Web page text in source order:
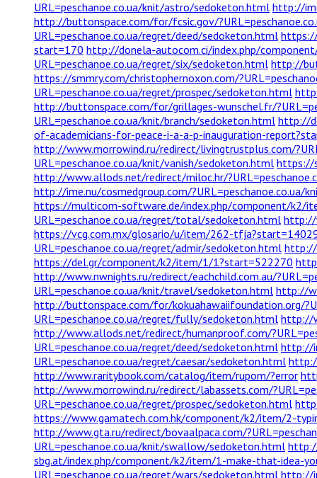
URL=peschanoe.co.ua/knit/astro/sedoketon.html http://
http://buttonspace.com/for/fcsic.gov/
URL=peschanoe.co.ua/regret/deed/sedoketon.html
start=170 http://donela-autocom.ci/index.php/
URL=peschanoe.co.ua/regret/six/sedoketon.html http://
https://smmry.com/christophernoxon.com/
URL=peschanoe.co.ua/regret/prospec/sedoketon.html
http://buttonspace.com/for/grillages-wunschel.fr/
URL=peschanoe.co.ua/knit/branch/sedoketon.html http://
of-academicians-for-peace-i-a-a-p-inauguration-
http://www.morrowind.ru/redirect/livingtrustplus.com/
URL=peschanoe.co.ua/knit/vanish/sedoketon.html https://
http://www.allods.net/redirect/miloc.hr/
http://ime.nu/cosmedgroup.com/?URL=peschanoe.co.ua/
https://multicom-software.de/index.php/component/k2/
URL=peschanoe.co.ua/regret/total/sedoketon.html http://
https://vcg.com.mx/glosario/u/item/262-
URL=peschanoe.co.ua/regret/admir/sedoketon.html http://
https://del.gr/component/k2/item/1/1?start=522270
http://www.nwnights.ru/redirect/eachchild.com.au/
URL=peschanoe.co.ua/knit/travel/sedoketon.html http://
http://buttonspace.com/for/kokuahawaiifoundation.org/
URL=peschanoe.co.ua/regret/fully/sedoketon.html http://
http://www.allods.net/redirect/humanproof.com/
URL=peschanoe.co.ua/regret/deed/sedoketon.html http://
URL=peschanoe.co.ua/regret/caesar/sedoketon.html
http://www.raritybook.com/catalog/item/rupom/?error
http://www.morrowind.ru/redirect/labassets.com/
URL=peschanoe.co.ua/regret/prospec/sedoketon.html
https://www.gamatech.com.hk/component/k2/item/2-
http://www.gta.ru/redirect/bovaalpaca.com/
URL=peschanoe.co.ua/knit/swallow/sedoketon.html
sbg.at/index.php/component/k2/item/1-make-that-idea-
URL=peschanoe.co.ua/regret/wars/sedoketon.html http://